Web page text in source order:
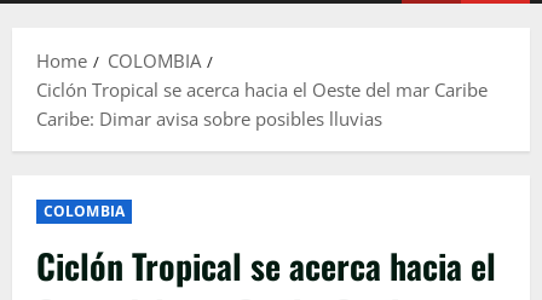
Home
COLOMBIA
Ciclón Tropical se acerca hacia el Oeste del mar Caribe
Caribe: Dimar avisa sobre posibles lluvias
COLOMBIA
Ciclón Tropical se acerca hacia el